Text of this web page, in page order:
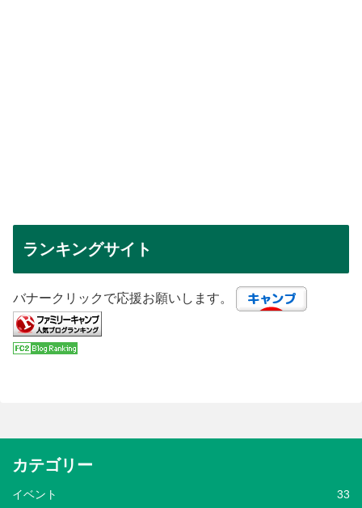
ランキングサイト
バナークリックで応援お願いします。
カテゴリー
イベント 33